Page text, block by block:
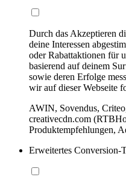
Durch das Akzeptieren
deine Interessen
oder Rabattaktionen für
basierend auf deinem
sowie deren Erfolge
wir auf dieser Webseite
AWIN, Sovendus,
creativecdn.com
Produktempfehlungen,
Erweitertes Conversion-